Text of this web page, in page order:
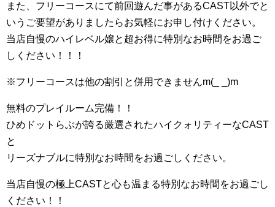
また、フリーコースにて前回遊んだ事があるCAST以外でと
いうご要望がありましたらお気軽にお申し付けください。
当店自慢のハイレベル嬢と超お得に特別なお時間をお過ご
しください！！！
※フリーコースは他の割引と併用できませんm(_ _)m
無料のプレイルーム完備！！
ひめドットらぶが誇る厳選されたハイクォリティーなCAST
と
リーズナブルに特別なお時間をお過ごしください。
当店自慢の極上CASTと心も温まる特別なお時間をお過ごし
ください！！